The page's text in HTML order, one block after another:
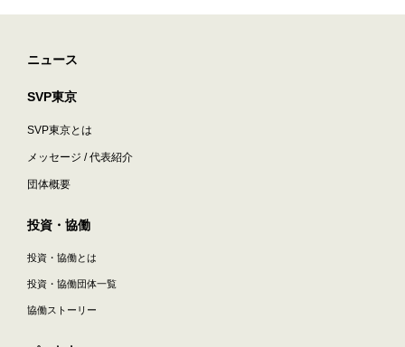
ニュース
SVP東京
SVP東京とは
メッセージ / 代表紹介
団体概要
投資・協働
投資・協働とは
投資・協働団体一覧
協働ストーリー